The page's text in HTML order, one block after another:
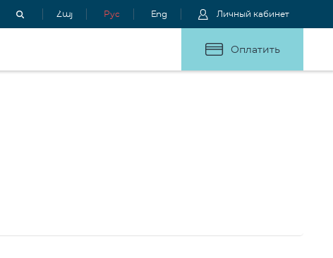
Հայ Рус Eng Личный кабинет
Оплатить